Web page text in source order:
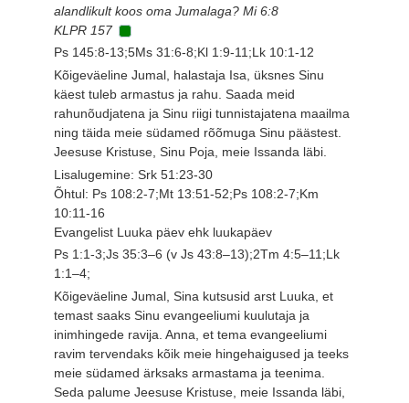
alandlikult koos oma Jumalaga? Mi 6:8
KLPR 157
Ps 145:8-13;5Ms 31:6-8;Kl 1:9-11;Lk 10:1-12
Kõigeväeline Jumal, halastaja Isa, üksnes Sinu
käest tuleb armastus ja rahu. Saada meid
rahunõudjatena ja Sinu riigi tunnistajatena maailma
ning täida meie südamed rõõmuga Sinu päästest.
Jeesuse Kristuse, Sinu Poja, meie Issanda läbi.
Lisalugemine: Srk 51:23-30
Õhtul: Ps 108:2-7;Mt 13:51-52;Ps 108:2-7;Km
10:11-16
Evangelist Luuka päev ehk luukapäev
Ps 1:1-3;Js 35:3–6 (v Js 43:8–13);2Tm 4:5–11;Lk
1:1–4;
Kõigeväeline Jumal, Sina kutsusid arst Luuka, et
temast saaks Sinu evangeeliumi kuulutaja ja
inimhingede ravija. Anna, et tema evangeeliumi
ravim tervendaks kõik meie hingehaigused ja teeks
meie südamed ärksaks armastama ja teenima.
Seda palume Jeesuse Kristuse, meie Issanda läbi,